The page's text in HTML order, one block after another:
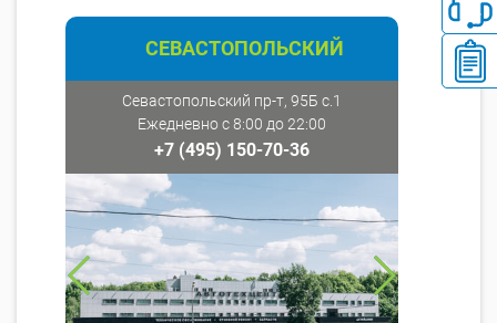
СЕВАСТОПОЛЬСКИЙ
Севастопольский пр-т, 95Б с.1
Ежедневно с 8:00 до 22:00
+7 (495) 150-70-36